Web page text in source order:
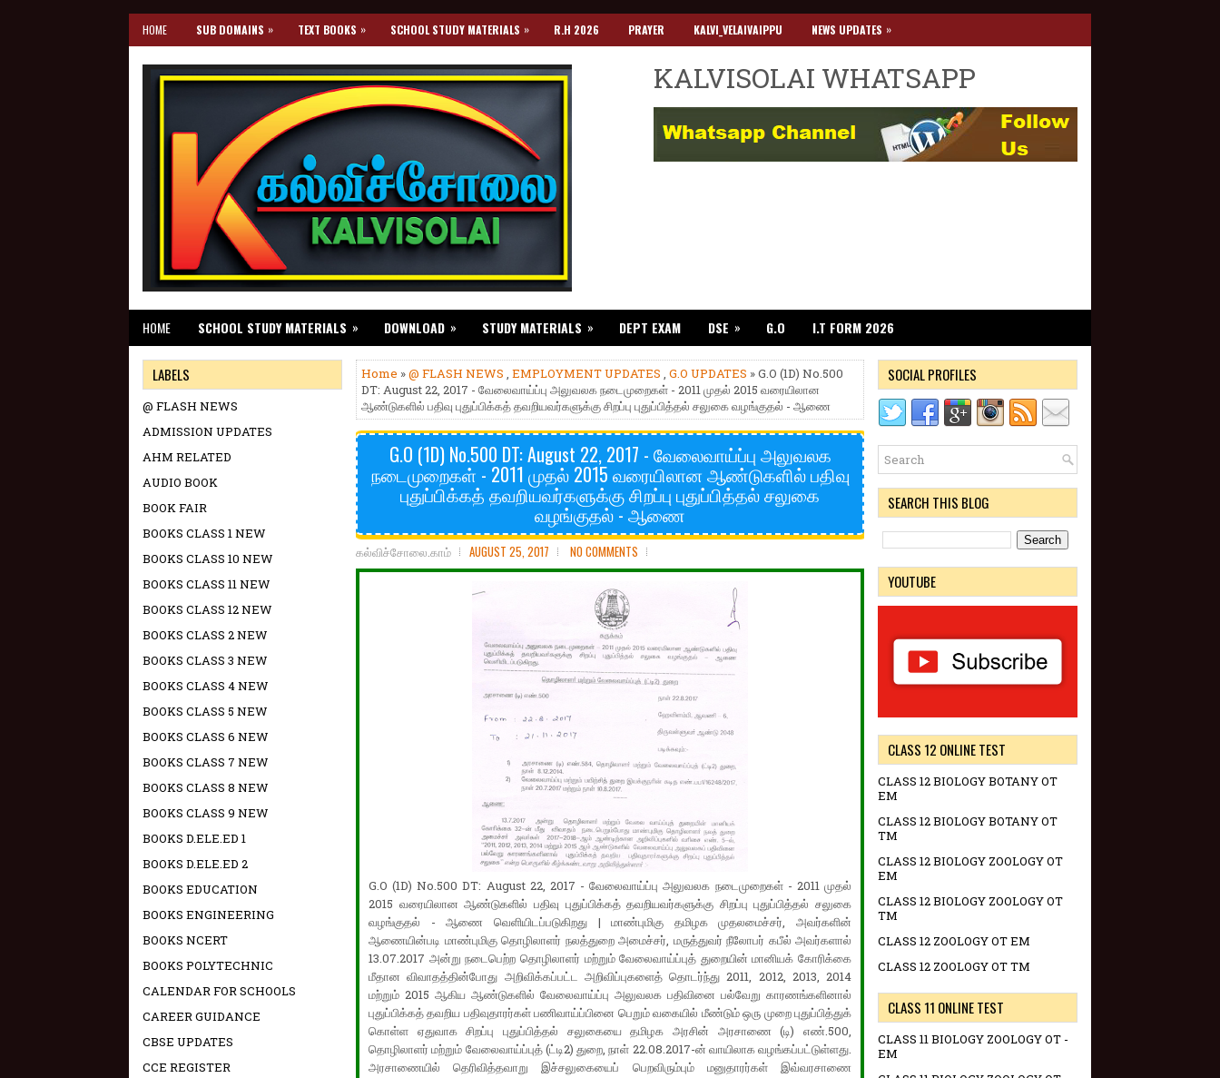
HOME SUB DOMAINS » TEXT BOOKS » SCHOOL STUDY MATERIALS » R.H 2026 PRAYER KALVI_VELAIVAIPPU NEWS UPDATES »
KALVISOLAI WHATSAPP
HOME SCHOOL STUDY MATERIALS » DOWNLOAD » STUDY MATERIALS » DEPT EXAM DSE » G.O I.T FORM 2026
Home »@ FLASH NEWS , EMPLOYMENT UPDATES , G.O UPDATES » G.O (1D) No.500
DT: August 22, 2017 - வேலைவாய்ப்பு அலுவலக நடைமுறைகள் - 2011 முதல் 2015 வரையிலான
ஆண்டுகளில் பதிவு புதுப்பிக்கத் தவறியவர்களுக்கு சிறப்பு புதுப்பித்தல் சலுகை வழங்குதல் - ஆணை
G.O (1D) No.500 DT: August 22, 2017 - வேலைவாய்ப்பு அலுவலக
நடைமுறைகள் - 2011 முதல் 2015 வரையிலான ஆண்டுகளில் பதிவு
புதுப்பிக்கத் தவறியவர்களுக்கு சிறப்பு புதுப்பித்தல் சலுகை
வழங்குதல் - ஆணை
கல்விச்சோலை.காம் AUGUST 25, 2017 NO COMMENTS
G.O (1D) No.500 DT: August 22, 2017 - வேலைவாய்ப்பு அலுவலக நடைமுறைகள் - 2011 முதல்
2015 வரையிலான ஆண்டுகளில் பதிவு புதுப்பிக்கத் தவறியவர்களுக்கு சிறப்பு புதுப்பித்தல் சலுகை
வழங்குதல் - ஆணை வெளியிடப்படுகிறது | மாண்புமிகு தமிழக முதலமைச்சர், அவர்களின்
ஆணையின்படி மாண்புமிகு தொழிலாளர் நலத்துறை அமைச்சர், மருத்துவர் நீலோபர் கபீல் அவர்களால்
13.07.2017 அன்று நடைபெற்ற தொழிலாளர் மற்றும் வேலைவாய்ப்புத் துறையின் மானியக் கோரிக்கை
மீதான விவாதத்தின்போது அறிவிக்கப்பட்ட அறிவிப்புகளைத் தொடர்ந்து 2011, 2012, 2013, 2014
மற்றும் 2015 ஆகிய ஆண்டுகளில் வேலைவாய்ப்பு அலுவலக பதிவினை பல்வேறு காரணங்களினால்
புதுப்பிக்கத் தவறிய பதிவுதாரர்கள் பணிவாய்ப்பினை பெறும் வகையில் மீண்டும் ஒரு முறை புதுப்பித்துக்
கொள்ள ஏதுவாக சிறப்பு புதுப்பித்தல் சலுகையை தமிழக அரசின் அரசாணை (டி) எண்.500,
தொழிலாளர் மற்றும் வேலைவாய்ப்புத் (ட்டி2) துறை, நாள் 22.08.2017-ன் வாயிலாக வழங்கப்பட்டுள்ளது.
அரசாணையில் தெரிவித்தவாறு இச்சலுகையைப் பெறவிரும்பும் மனுதாரர்கள் இவ்வரசாணை
LABELS
@ FLASH NEWS
ADMISSION UPDATES
AHM RELATED
AUDIO BOOK
BOOK FAIR
BOOKS CLASS 1 NEW
BOOKS CLASS 10 NEW
BOOKS CLASS 11 NEW
BOOKS CLASS 12 NEW
BOOKS CLASS 2 NEW
BOOKS CLASS 3 NEW
BOOKS CLASS 4 NEW
BOOKS CLASS 5 NEW
BOOKS CLASS 6 NEW
BOOKS CLASS 7 NEW
BOOKS CLASS 8 NEW
BOOKS CLASS 9 NEW
BOOKS D.ELE.ED 1
BOOKS D.ELE.ED 2
BOOKS EDUCATION
BOOKS ENGINEERING
BOOKS NCERT
BOOKS POLYTECHNIC
CALENDAR FOR SCHOOLS
CAREER GUIDANCE
CBSE UPDATES
CCE REGISTER
SOCIAL PROFILES
SEARCH THIS BLOG
YOUTUBE
CLASS 12 ONLINE TEST
CLASS 12 BIOLOGY BOTANY OT
EM
CLASS 12 BIOLOGY BOTANY OT
TM
CLASS 12 BIOLOGY ZOOLOGY OT
EM
CLASS 12 BIOLOGY ZOOLOGY OT
TM
CLASS 12 ZOOLOGY OT EM
CLASS 12 ZOOLOGY OT TM
CLASS 11 ONLINE TEST
CLASS 11 BIOLOGY ZOOLOGY OT -
EM